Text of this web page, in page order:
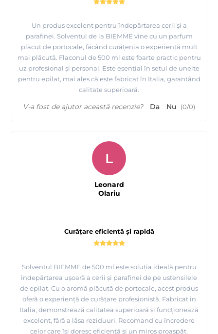
Un produs excelent pentru îndepărtarea cerii și a
parafinei. Solventul de la BIEMME vine cu un parfum
plăcut de portocale, făcând curățenia o experiență mult
mai plăcută. Flaconul de 500 ml este foarte practic pentru
uz profesional și personal. Este esențial în setul de unelte
pentru epilat, mai ales că este fabricat în Italia, garantând
calitate superioară.
V-a fost de ajutor această recenzie? Da Nu (0/0)
Curățare eficientă și rapidă
Solventul BIEMME de 500 ml este soluția ideală pentru
îndepărtarea ușoară a cerii și parafinei de pe ustensilele
de epilat. Cu o aromă plăcută de portocale, acest produs
oferă o experiență de curățare profesionistă. Fabricat în
Italia, demonstrează calitatea superioară și funcționează
excelent, fără a lăsa reziduuri. Recomand cu încredere
celor care își doresc eficiență și un miros proaspăt.
L
Leonard
Olariu